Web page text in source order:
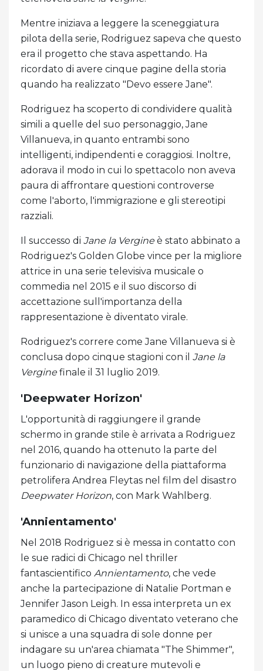
Mentre iniziava a leggere la sceneggiatura
pilota della serie, Rodriguez sapeva che questo
era il progetto che stava aspettando. Ha
ricordato di avere cinque pagine della storia
quando ha realizzato "Devo essere Jane".
Rodriguez ha scoperto di condividere qualità
simili a quelle del suo personaggio, Jane
Villanueva, in quanto entrambi sono
intelligenti, indipendenti e coraggiosi. Inoltre,
adorava il modo in cui lo spettacolo non aveva
paura di affrontare questioni controverse
come l'aborto, l'immigrazione e gli stereotipi
razziali.
Il successo di Jane la Vergineè stato abbinato a
Rodriguez's Golden Globe vince per la migliore
attrice in una serie televisiva musicale o
commedia nel 2015 e il suo discorso di
accettazione sull'importanza della
rappresentazione è diventato virale.
Rodriguez's correre come Jane Villanueva si è
conclusa dopo cinque stagioni con il Jane la
Verginefinale il 31 luglio 2019.
'Deepwater Horizon'
L'opportunità di raggiungere il grande
schermo in grande stile è arrivata a Rodriguez
nel 2016, quando ha ottenuto la parte del
funzionario di navigazione della piattaforma
petrolifera Andrea Fleytas nel film del disastro
Deepwater Horizon, con Mark Wahlberg.
'Annientamento'
Nel 2018 Rodriguez si è messa in contatto con
le sue radici di Chicago nel thriller
fantascientifico Annientamento, che vede
anche la partecipazione di Natalie Portman e
Jennifer Jason Leigh. In essa interpreta un ex
paramedico di Chicago diventato veterano che
si unisce a una squadra di sole donne per
indagare su un'area chiamata "The Shimmer",
un luogo pieno di creature mutevoli e